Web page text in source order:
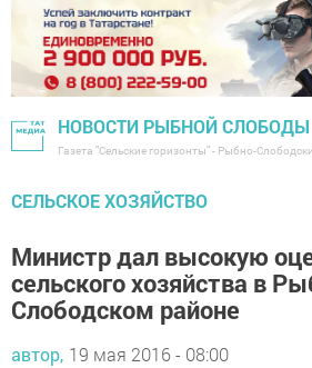
НОВОСТИ РЫБНОЙ СЛОБОДЫ
Газета "Сельские горизонты" - Рыбно-
CЕЛЬСКОЕ ХОЗЯЙСТВО
Министр дал высокую
сельского хозяйства в
Слободском районе
автор, 19 мая 2016 - 08:00